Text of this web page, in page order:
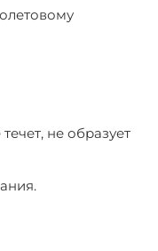
не образует